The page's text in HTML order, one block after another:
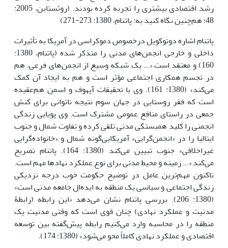
رشد اقتصادی بیشتری را تجربه کرده بودند. (روثستاین، 2005:
48؛ هم‌چنین نگاه کنید به: پاتنام، 1380: 273-271)
پاتنام اشاره دوتوکویل درخصوص دموکراسی در آمریکا به تأثیرات
داخلی و خارجی انجمن‌های مدنی را متذکر شده (پاتنام، 1380:
160) و معتقد است «... یک شبکه‌ وسیع از انجمن‌های فرعی، هم
در تجسم همکاری اجتماعی مؤثر است و هم به ایجاد آن کمک
می‌کند» (1380: 161). وی با تحقیقات آپهوف و اسمن هم‌عقیده
است که فقر روستایی در جهان سوم نتیجه‌ ناتوانی برای کنش
جمعی در راستای منافع عمومی مشترک است. وی پویایی زندگی
انجمنی را کلید همبستگی مدنی تلقی کرده و تفاوت شمال و جنوب
ایتالیا را در «انجمن‌گرایی» آمریکایی‌گونه شمال و «خانواده‌گرایی
غیراخلاقی» جنوب تبیین می‌کند (1380: 164). پاتنام تصریح
می‌کند «... زمینه و محیط مدنی برای نوع عملکرد نهادها مهم است.
تاکنون مهم‌ترین عامل در توضیح حکومت خوب درجه نزدیکی
زندگی اجتماعی و سیاسی یک منطقه به ایده‌ال جامعه مدنی است»
(1380: 206). بررسی پاتنام نشان می‌دهد «این رابطه (رابطۀ
مدنیت و عملکرد نهادی) چنان قوی است که وقتی مدنیت یک
منطقه را در محاسبه وارد می‌کنیم رابطه پیش‌گفته بین توسعه
اقتصادی و عملکرد نهادی کاملاً محو می‌شود» (1380: 174).